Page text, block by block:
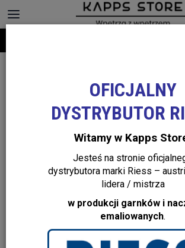
OFICJALNY
DYSTRYBUTOR
Witamy w Kapps
Jesteś na stronie
dystrybutora marki Riess –
lidera / mistrza
w produkcji garnków i
emaliowanych.